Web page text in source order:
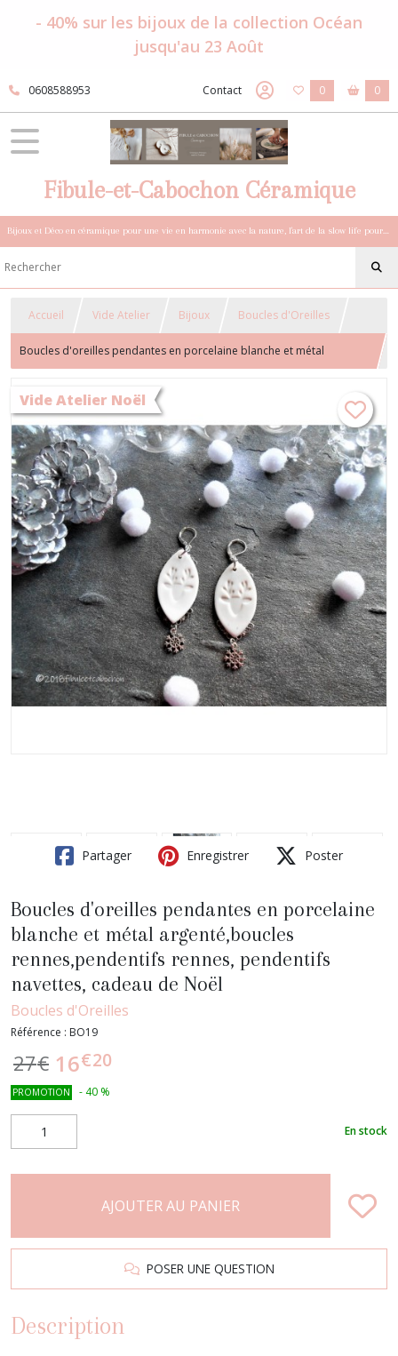
- 40% sur les bijoux de la collection Océan
jusqu'au 23 Août
0608588953 Contact 0 0
Fibule-et-Cabochon Céramique
Bijoux et Déco en céramique pour une vie en harmonie avec la nature, l'art de la slow life pour esprits sensibles et bohèmes.
Accueil Vide Atelier Bijoux Boucles d'Oreilles
Boucles d'oreilles pendantes en porcelaine blanche et métal
argenté,boucles rennes,pendentifs rennes, pendentifs navettes,
cadeau de Noël
Vide Atelier Noël
Partager Enregistrer Poster
Boucles d'oreilles pendantes en porcelaine
blanche et métal argenté,boucles
rennes,pendentifs rennes, pendentifs
navettes, cadeau de Noël
Boucles d'Oreilles
Référence : BO19
27€ 16€20
PROMOTION - 40 %
En stock
AJOUTER AU PANIER
POSER UNE QUESTION
Description